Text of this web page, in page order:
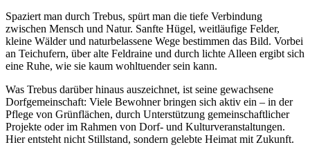
Spaziert man durch Trebus, spürt man die tiefe Verbindung
zwischen Mensch und Natur. Sanfte Hügel, weitläufige Felder,
kleine Wälder und naturbelassene Wege bestimmen das Bild. Vorbei
an Teichufern, über alte Feldraine und durch lichte Alleen ergibt sich
eine Ruhe, wie sie kaum wohltuender sein kann.
Was Trebus darüber hinaus auszeichnet, ist seine gewachsene
Dorfgemeinschaft: Viele Bewohner bringen sich aktiv ein – in der
Pflege von Grünflächen, durch Unterstützung gemeinschaftlicher
Projekte oder im Rahmen von Dorf- und Kulturveranstaltungen.
Hier entsteht nicht Stillstand, sondern gelebte Heimat mit Zukunft.